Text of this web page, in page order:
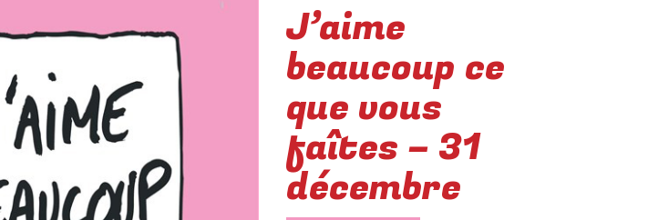
J’aime
beaucoup ce
que vous
faîtes – 31
décembre